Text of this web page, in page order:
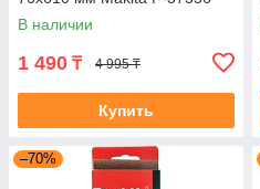
В наличии
1 490 ₸ 4 995 ₸
Купить
–70%